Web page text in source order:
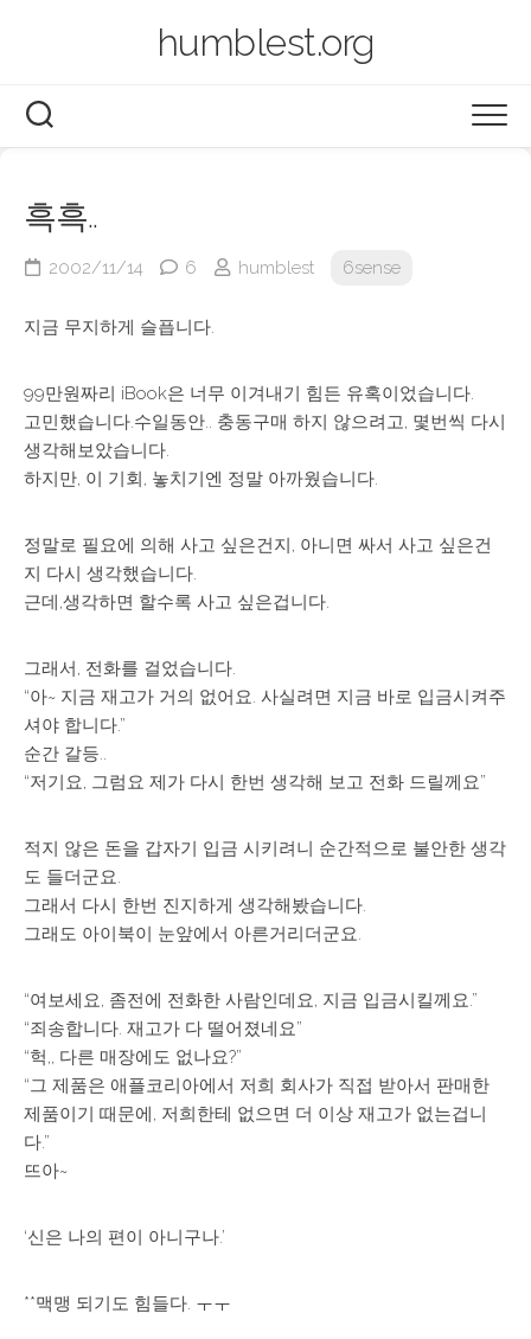
humblest.org
BOOK
2014~now
2003~2013
VIDEO
AIRSERVER
흑흑..
2002/11/14 6 humblest 6sense
지금 무지하게 슬픕니다.
99만원짜리 iBook은 너무 이겨내기 힘든 유혹이었습니다.
고민했습니다.수일동안.. 충동구매 하지 않으려고, 몇번씩 다시
생각해보았습니다.
하지만, 이 기회, 놓치기엔 정말 아까웠습니다.
정말로 필요에 의해 사고 싶은건지, 아니면 싸서 사고 싶은건
지 다시 생각했습니다.
근데,생각하면 할수록 사고 싶은겁니다.
그래서, 전화를 걸었습니다.
“아~ 지금 재고가 거의 없어요. 사실려면 지금 바로 입금시켜주
셔야 합니다.”
순간 갈등..
“저기요, 그럼요 제가 다시 한번 생각해 보고 전화 드릴께요”
적지 않은 돈을 갑자기 입금 시키려니 순간적으로 불안한 생각
도 들더군요.
그래서 다시 한번 진지하게 생각해봤습니다.
그래도 아이북이 눈앞에서 아른거리더군요.
“여보세요, 좀전에 전화한 사람인데요, 지금 입금시킬께요.”
“죄송합니다. 재고가 다 떨어졌네요”
“헉,, 다른 매장에도 없나요?”
“그 제품은 애플코리아에서 저희 회사가 직접 받아서 판매한
제품이기 때문에, 저희한테 없으면 더 이상 재고가 없는겁니
다.”
뜨아~
‘신은 나의 편이 아니구나.’
**맥맹 되기도 힘들다. ㅜㅜ